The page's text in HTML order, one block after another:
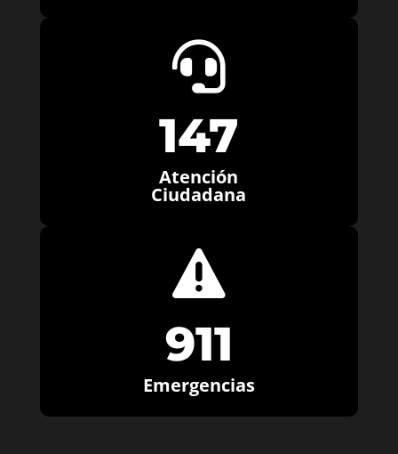

147
Atención
Ciudadana

911
Emergencias